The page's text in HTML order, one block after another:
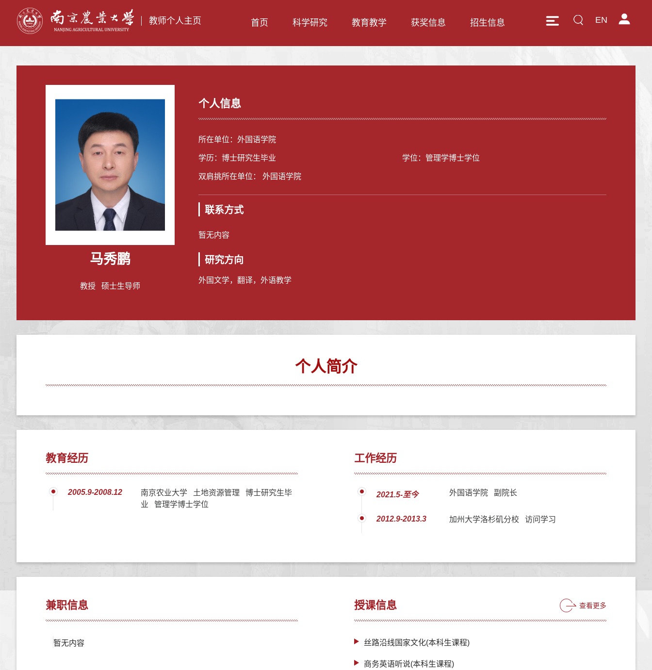
教师个人主页 EN
首页 科学研究 教育教学 获奖信息 招生信息
马秀鹏
教授 硕士生导师
个人信息
所在单位：外国语学院
学历：博士研究生毕业 学位：管理学博士学位
双肩挑所在单位： 外国语学院
联系方式
暂无内容
研究方向
外国文学，翻译，外语教学
个人简介
教育经历
2005.9-2008.12
南京农业大学 土地资源管理 博士研究生毕
业 管理学博士学位
工作经历
2021.5-至今 外国语学院 副院长
2012.9-2013.3 加州大学洛杉矶分校 访问学习
兼职信息
暂无内容
授课信息 查看更多
丝路沿线国家文化(本科生课程)
商务英语听说(本科生课程)